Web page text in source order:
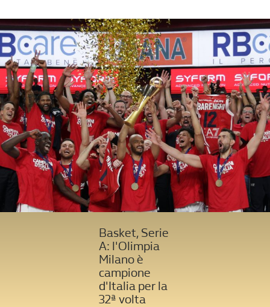
Basket, Serie
A: l'Olimpia
Milano è
campione
d'Italia per la
32ª volta